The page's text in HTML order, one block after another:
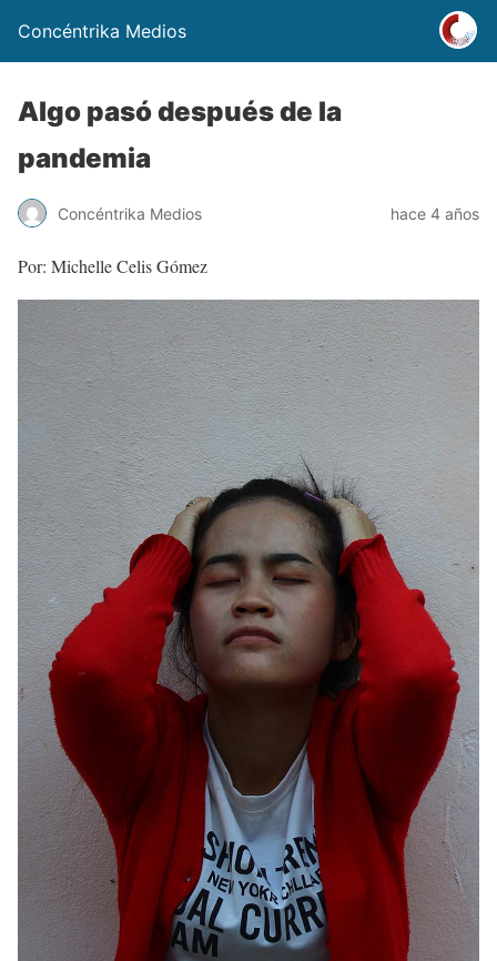
Concéntrika Medios
Algo pasó después de la
pandemia
Concéntrika Medios hace 4 años
Por: Michelle Celis Gómez